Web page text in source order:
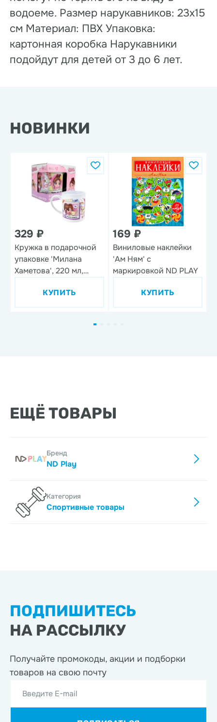
водоеме. Размер нарукавников: 23х15
см Материал: ПВХ Упаковка:
картонная коробка Нарукавники
подойдут для детей от 3 до 6 лет.
НОВИНКИ
329 ₽
Кружка в подарочной
упаковке 'Милана
Хаметова', 220 мл,
КУПИТЬ
169 ₽
Виниловые наклейки
'Ам Ням' с
маркировкой ND PLAY
КУПИТЬ
ЕЩЁ ТОВАРЫ
Бренд
ND Play
Категория
Спортивные товары
ПОДПИШИТЕСЬ
НА РАССЫЛКУ
Получайте промокоды, акции и подборки
товаров на свою почту
Введите E-mail